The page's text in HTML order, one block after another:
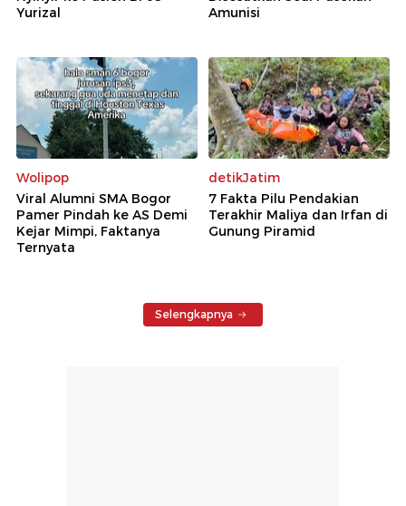
Yurizal
Amunisi
Wolipop
Viral Alumni SMA Bogor
Pamer Pindah ke AS Demi
Kejar Mimpi, Faktanya
Ternyata
detikJatim
7 Fakta Pilu Pendakian
Terakhir Maliya dan Irfan di
Gunung Piramid
Selengkapnya